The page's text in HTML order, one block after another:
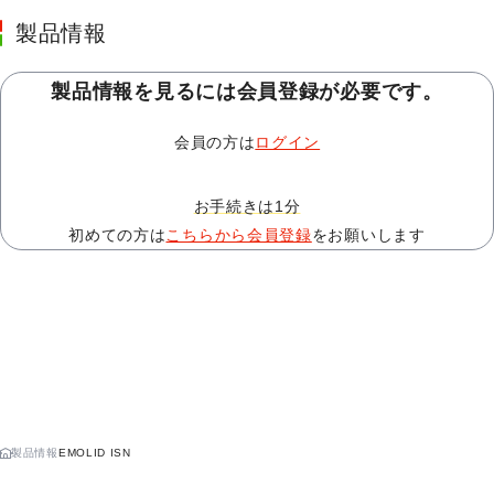
製品情報
製品情報を見るには会員登録が必要です。
会員の方はログイン
お手続きは1分
初めての方はこちらから会員登録をお願いします
ホ製品情報EMOLID ISN